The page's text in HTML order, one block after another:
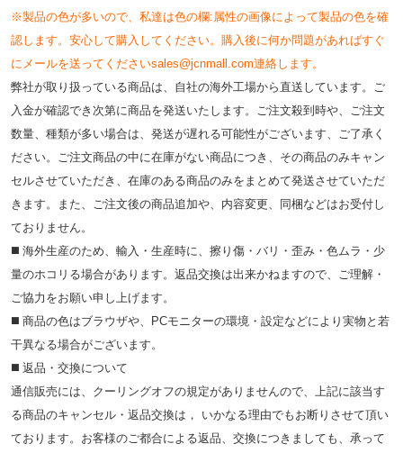
※製品の色が多いので、私達は色の欄:属性の画像によって製品の色を確
認します。安心して購入してください。購入後に何か問題があればすぐ
にメールを送ってくださいsales@jcnmall.com連絡します。
弊社が取り扱っている商品は、自社の海外工場から直送しています。ご
入金が確認でき次第に商品を発送いたします。ご注文殺到時や、ご注文
数量、種類が多い場合は、発送が遅れる可能性がございます、ご了承く
ださい。ご注文商品の中に在庫がない商品につき、その商品のみキャン
セルさせていただき、在庫のある商品のみをまとめて発送させていただ
きます。また、ご注文後の商品追加や、内容変更、同梱などはお受付し
ておりません。
◼️ 海外⽣産のため、輸⼊・⽣産時に、擦り傷・バリ・歪み・色ムラ・少
量のホコリる場合があります。返品交換は出来かねますので、ご理解・
ご協⼒をお願い申し上げます。
◼️ 商品の⾊はブラウザや、PCモニターの環境・設定などにより実物と若
⼲異なる場合がございます。
◼️ 返品・交換について
通信販売には、クーリングオフの規定がありませんので、上記に該当す
る商品のキャンセル・返品交換は， いかなる理由でもお断りさせて頂い
ております。お客様のご都合による返品、交換につきましても、承って